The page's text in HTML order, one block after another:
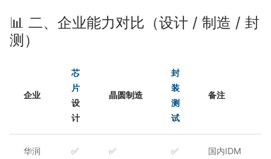
📊 二、企业能力对比（设计 / 制造 / 封
测）
企业
芯
片
设
计
晶圆制造
封
装
测
试
备注
华润
✅ ✅ ✅
国内IDM